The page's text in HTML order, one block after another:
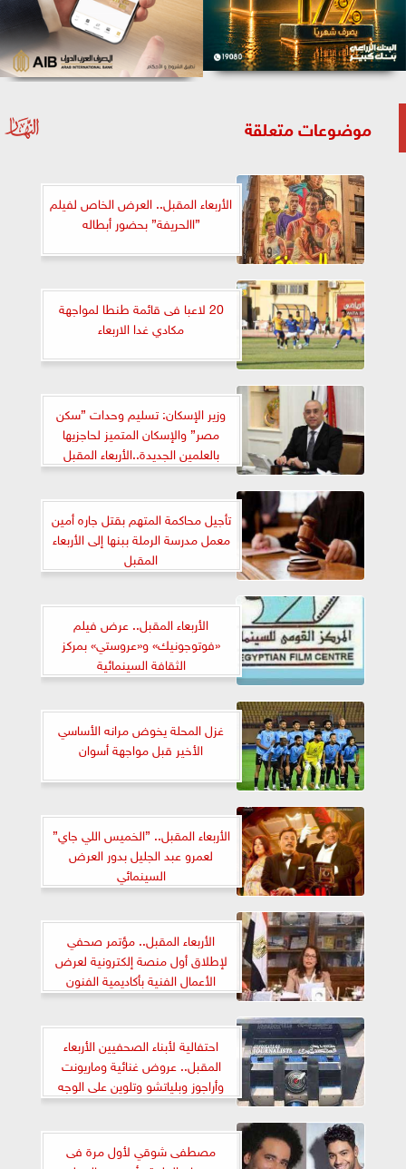
موضوعات متعلقة
الأربعاء المقبل.. العرض الخاص لفيلم
”االحريفة” بحضور أبطاله
20 لاعبا فى قائمة طنطا لمواجهة
مكادي غدا الاربعاء
وزير الإسكان: تسليم وحدات ”سكن
مصر” والإسكان المتميز لحاجزيها
بالعلمين الجديدة..الأربعاء المقبل
تأجيل محاكمة المتهم بقتل جاره أمين
معمل مدرسة الرملة ببنها إلى الأربعاء
المقبل
الأربعاء المقبل.. عرض فيلم
«فوتوجونيك» و«عروستي» بمركز
الثقافة السينمائية
غزل المحلة يخوض مرانه الأساسي
الأخير قبل مواجهة أسوان
الأربعاء المقبل.. ”الخميس اللي جاي”
لعمرو عبد الجليل بدور العرض
السينمائي
الأربعاء المقبل.. مؤتمر صحفي
لإطلاق أول منصة إلكترونية لعرض
الأعمال الفنية بأكاديمية الفنون
احتفالية لأبناء الصحفيين الأربعاء
المقبل.. عروض غنائية وماريونت
وأراجوز وبلياتشو وتلوين على الوجه
مصطفى شوقي لأول مرة فى